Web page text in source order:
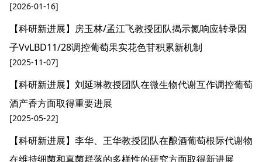
[2026-01-16]
【科研新进展】房玉林/孟江飞教授团队揭示氮响应转录因
子VvLBD11/28调控葡萄果实花色苷积累新机制
[2025-11-07]
【科研新进展】刘延琳教授团队在微生物代谢互作调控葡萄
酒产香方面取得重要进展
[2025-05-22]
【科研新进展】李华、王华教授团队在酿酒葡萄根际代谢物
在维持细菌和真菌群落的多样性的研究方面取得新进展